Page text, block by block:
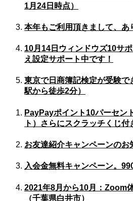
1月24日時点）
本年もご利用頂きまして、あ
10月14日ウィンドウズ10サ
え設定サポート中です！
東京で日商簿記検定が受験で
駅から徒歩2分）
PayPayポイント10パーセン
ト）さらにスクラッチくじ付
お友達紹介キャンペーンのお
入会金無料キャンペーン。
2021年8月から10月：Zoom
（千葉県白井市）